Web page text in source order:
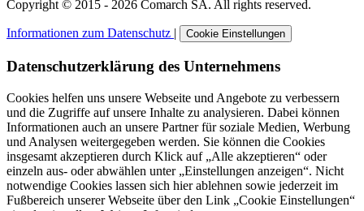
Copyright © 2015 - 2026 Comarch SA. All rights reserved.
Informationen zum Datenschutz Cookie Einstellungen
Datenschutzerklärung des Unternehmens
Cookies helfen uns unsere Webseite und Angebote zu verbessern
und die Zugriffe auf unsere Inhalte zu analysieren. Dabei können
Informationen auch an unsere Partner für soziale Medien, Werbung
und Analysen weitergegeben werden. Sie können die Cookies
insgesamt akzeptieren durch Klick auf „Alle akzeptieren“ oder
einzeln aus- oder abwählen unter „Einstellungen anzeigen“. Nicht
notwendige Cookies lassen sich hier ablehnen sowie jederzeit im
Fußbereich unserer Webseite über den Link „Cookie Einstellungen“